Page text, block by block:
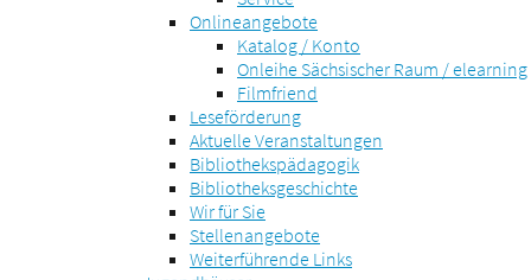
Onlineangebote
Katalog / Konto
Onleihe Sächsischer Raum / elearning
Filmfriend
Leseförderung
Aktuelle Veranstaltungen
Bibliothekspädagogik
Bibliotheksgeschichte
Wir für Sie
Stellenangebote
Weiterführende Links